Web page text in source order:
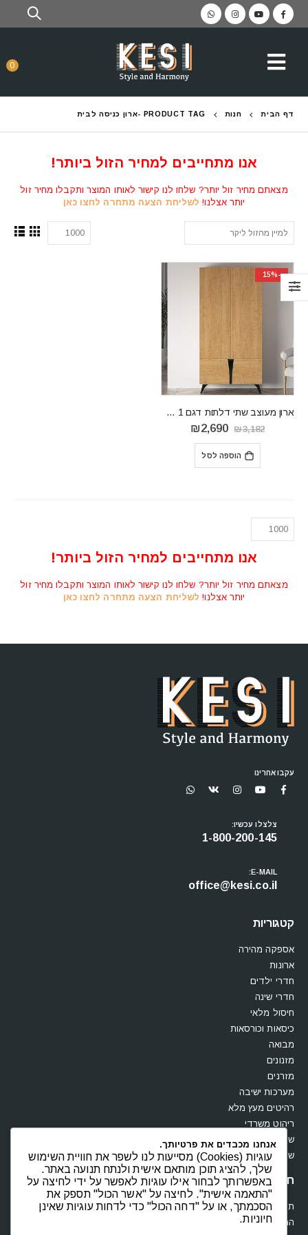
0
דף הבית חנות PRODUCT TAG - ארון כניסה לבית
אנו מתחייבים למחיר הזול ביותר!
מצאתם מחיר זול יותר? שלחו לנו קישור לאותו המוצר ותקבלו מחיר זול
יותר אצלנו! לשליחת הצעה מתחרה לחצו כאן
-15%
ארון מעוצב שתי דלתות דגם TOSCANIA 1
₪3,182
המחיר
המקורי
היה:
₪3,182.
₪2,690
הוספה לסל
אנו מתחייבים למחיר הזול ביותר!
מצאתם מחיר זול יותר? שלחו לנו קישור לאותו המוצר ותקבלו מחיר זול
יותר אצלנו! לשליחת הצעה מתחרה לחצו כאן
עקבו אחרינו
צלצלו עכשיו:
1-800-200-145
E-MAIL:
office@kesi.co.il
קטגוריות
אספקה מהירה
ארונות
חדרי ילדים
חדרי שינה
חיסול מלאי
כיסאות וכורסאות
מבואה
מזנונים
מזרנים
מערכות ישיבה
רהיטים מעץ מלא
ריהוט משרדי
שולחנות
שידות וקומודות
חנות
תקנון
החשבון שלי
אנחנו מכבדים את פרטיותך.
עוגיות (Cookies) מסייעות לנו לשפר את חוויית השימוש
שלך, להציג תוכן מותאם אישית ולנתח תנועה באתר.
באפשרותך לבחור אילו עוגיות לאפשר על ידי לחיצה על
"התאמה אישית". לחיצה על "אשר הכול" תספק את
הסכמתך, או על "דחה הכול" כדי לדחות עוגיות שאינן
חיוניות.